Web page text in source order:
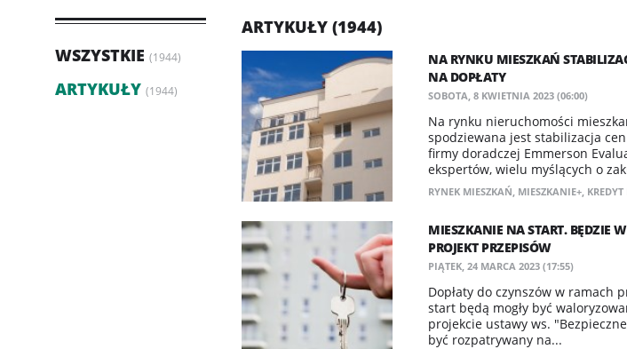
WSZYSTKIE (1944)
ARTYKUŁY (1944)
ARTYKUŁY (1944)
NA RYNKU MIESZKAŃ
NA DOPŁATY
SOBOTA, 8 KWIETNIA 2023 (06:00)
​Na rynku nieruchomości
spodziewana jest stabilizacja
firmy doradczej Emmerson
ekspertów, wielu myślących o
RYNEK MIESZKAŃ, MIESZKANIE+,
MIESZKANIE NA START. BĘDZIE
PROJEKT PRZEPISÓW
PIĄTEK, 24 MARCA 2023 (17:55)
Dopłaty do czynszów w ramach
start będą mogły być
projekcie ustawy ws.
być rozpatrywany na...